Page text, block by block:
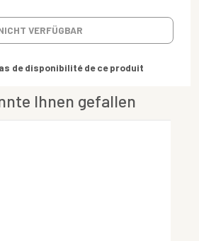
VERFÜGBAR
de disponibilité de ce produit
Ihnen gefallen